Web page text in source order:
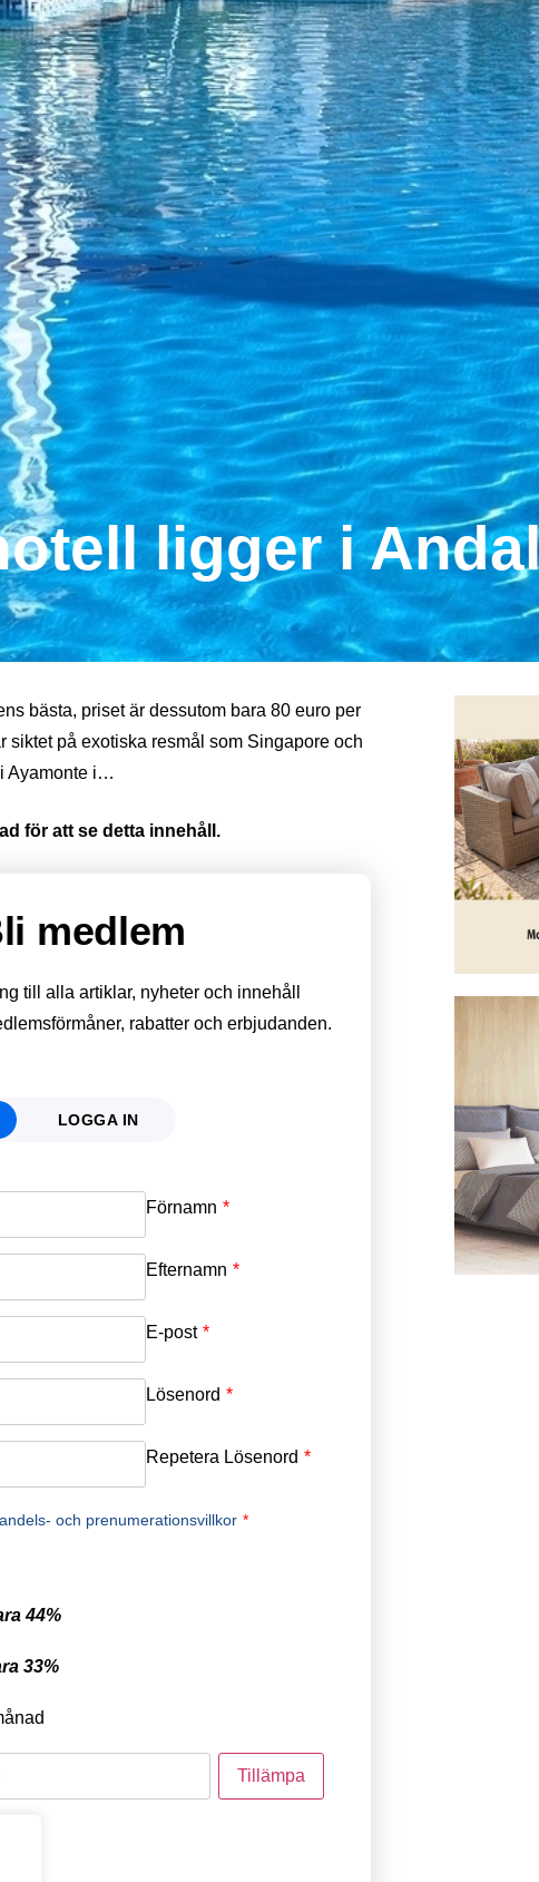
ligger i
bästa, priset är dessutom bara 80 euro per
siktet på exotiska resmål som Singapore och
Ayamonte i…
för att se detta innehåll.
medlem
till alla artiklar, nyheter och innehåll
rabatter och erbjudanden.
LOGGA IN
Förnamn *
Efternamn *
E-post *
Lösenord *
Repetera Lösenord *
och prenumerationsvillkor *
44%
33%
Email
Password